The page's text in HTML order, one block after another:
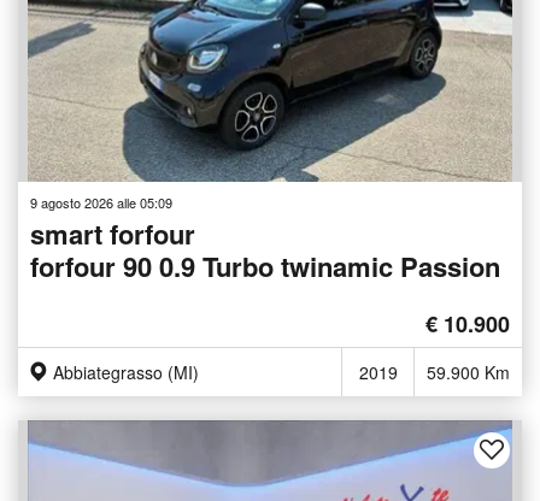
9 agosto 2026 alle 05:09
smart forfour
forfour 90 0.9 Turbo twinamic Passion
€ 10.900
Abbiategrasso (MI) 2019 59.900 Km